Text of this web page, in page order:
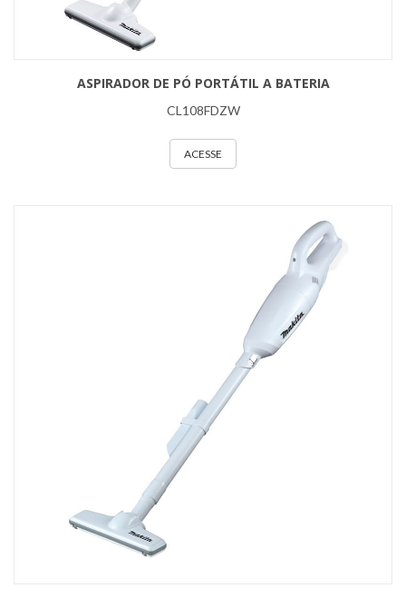
ASPIRADOR DE PÓ PORTÁTIL A BATERIA
CL108FDZW
ACESSE